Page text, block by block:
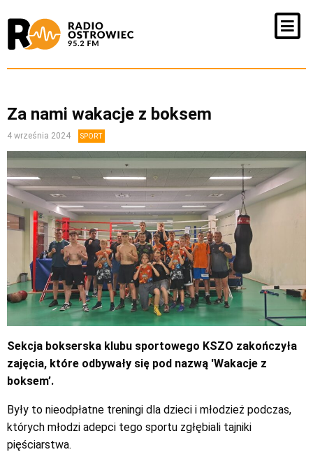
Za nami wakacje z boksem
4 września 2024 SPORT
Sekcja bokserska klubu sportowego KSZO zakończyła
zajęcia, które odbywały się pod nazwą 'Wakacje z
boksem’.
Były to nieodpłatne treningi dla dzieci i młodzież podczas,
których młodzi adepci tego sportu zgłębiali tajniki
pięściarstwa.